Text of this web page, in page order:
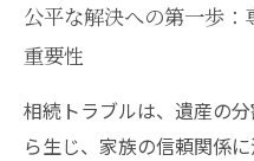
公平な解決への第一歩
重要性
相続トラブルは、遺産の
ら生じ、家族の信頼関係